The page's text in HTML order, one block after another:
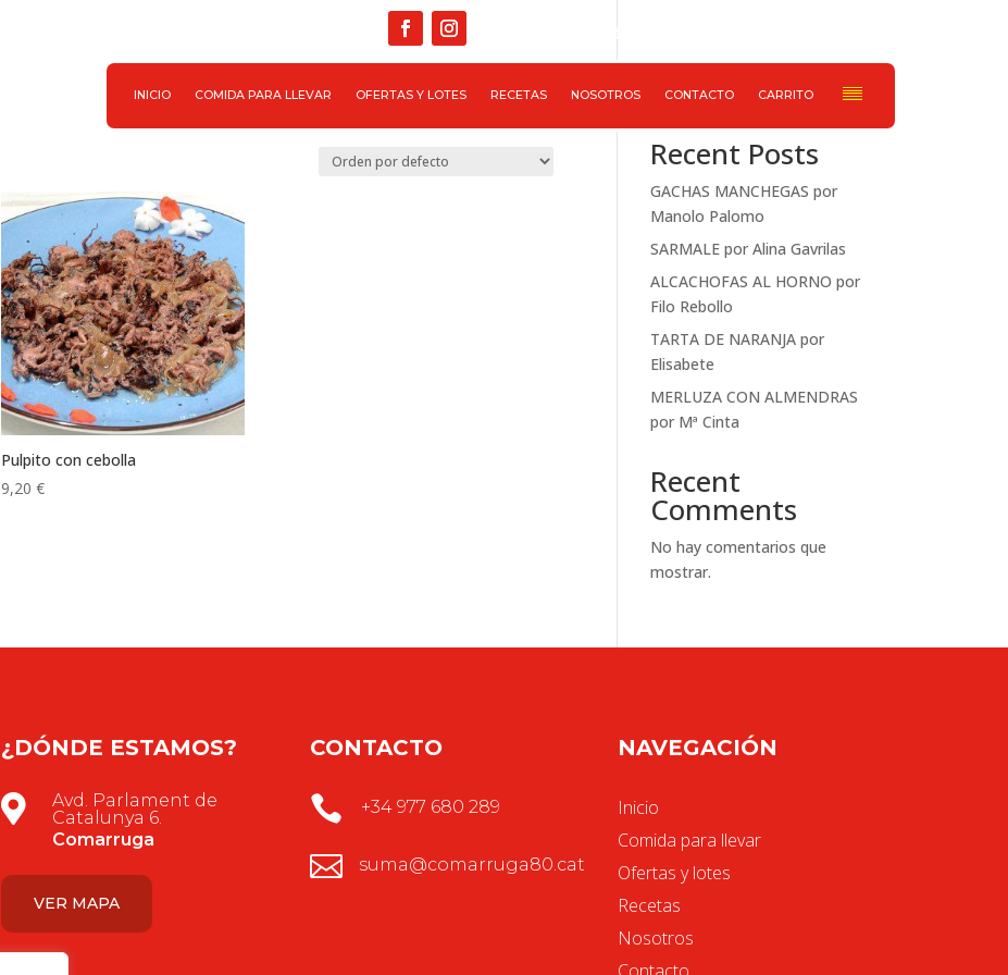
Haz ahora tu pedido
INICIO COMIDA PARA LLEVAR OFERTAS Y LOTES RECETAS NOSOTROS CONTACTO CARRITO
Pulpito con cebolla
9,20 €
Buscar
Recent Posts
GACHAS MANCHEGAS por
Manolo Palomo
SARMALE por Alina Gavrilas
ALCACHOFAS AL HORNO por
Filo Rebollo
TARTA DE NARANJA por
Elisabete
MERLUZA CON ALMENDRAS
por Mª Cinta
Recent
Comments
No hay comentarios que
mostrar.
¿DÓNDE ESTAMOS?

Avd. Parlament de
Catalunya 6.
Comarruga
VER MAPA
CONTACTO
 +34 977 680 289
 suma@comarruga80.cat
NAVEGACIÓN
Inicio
Comida para llevar
Ofertas y lotes
Recetas
Nosotros